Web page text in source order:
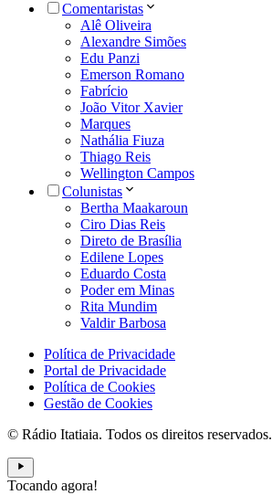
Comentaristas
Alê Oliveira
Alexandre Simões
Edu Panzi
Emerson Romano
Fabrício
João Vitor Xavier
Marques
Nathália Fiuza
Thiago Reis
Wellington Campos
Colunistas
Bertha Maakaroun
Ciro Dias Reis
Direto de Brasília
Edilene Lopes
Eduardo Costa
Poder em Minas
Rita Mundim
Valdir Barbosa
Política de Privacidade
Portal de Privacidade
Política de Cookies
Gestão de Cookies
© Rádio Itatiaia. Todos os direitos reservados.
Tocando agora!